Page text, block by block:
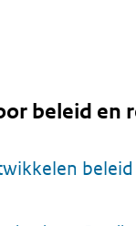
beleid en